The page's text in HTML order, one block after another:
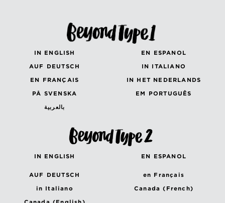
IN ENGLISH
EN ESPANOL
AUF DEUTSCH
IN ITALIANO
EN FRANÇAIS
IN HET NEDERLANDS
PÅ SVENSKA
EM PORTUGUÊS
بالعربية
IN ENGLISH EN ESPANOL
AUF DEUTSCH
en Français
in Italiano
Canada (French)